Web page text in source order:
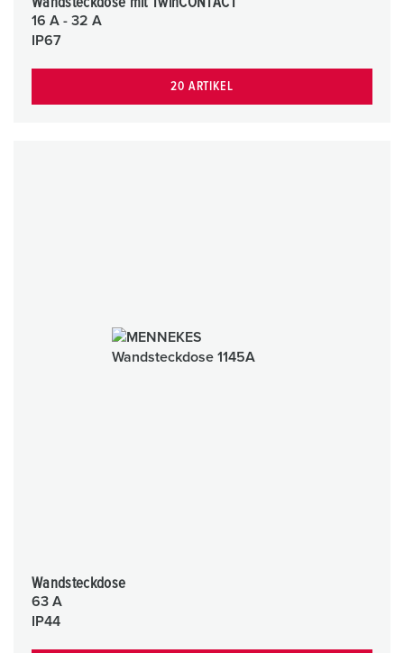
Wandsteckdose mit TwinCONTACT
16 A - 32 A
IP67
20 ARTIKEL
Wandsteckdose
63 A
IP44